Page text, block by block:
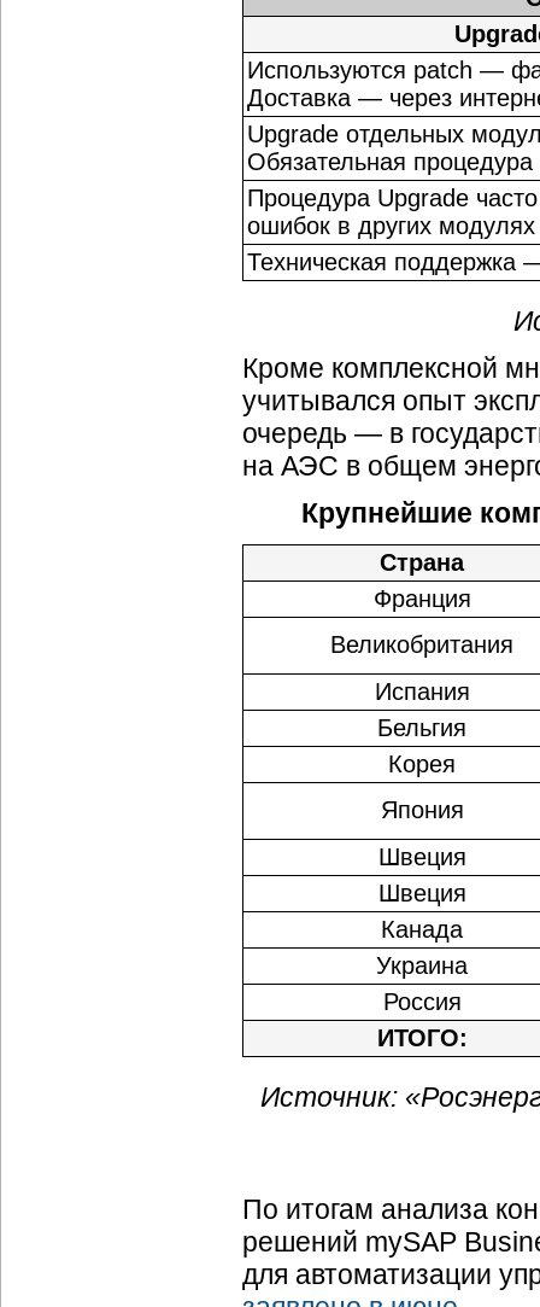
Используются patch —
Доставка — через
Upgrade отдельных
Обязательная процедура
Процедура Upgrade
ошибок в других модулях
Техническая поддержка
Кроме комплексной
учитывался опыт
очередь — в
на АЭС в общем
Крупнейшие
Страна
Франция
Великобритания
Испания
Бельгия
Корея
Япония
Швеция
Швеция
Канада
Украина
Россия
ИТОГО:
Источник:
По итогам анализа
решений mySAP
для автоматизации